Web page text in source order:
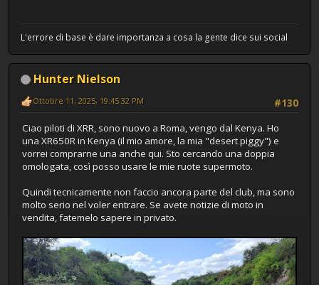
L'errore di base è dare importanza a cosa la gente dice sui social
Hunter Nielson
#130
Ottobre 11, 2025, 19:45:32 PM
Ciao piloti di XRR, sono nuovo a Roma, vengo dal Kenya. Ho
una XR650R in Kenya (il mio amore, la mia "desert piggy") e
vorrei comprarne una anche qui. Sto cercando una doppia
omologata, così posso usare le mie ruote supermoto.
Quindi tecnicamente non faccio ancora parte del club, ma sono
molto serio nel voler entrare. Se avete notizie di moto in
vendita, fatemelo sapere in privato.